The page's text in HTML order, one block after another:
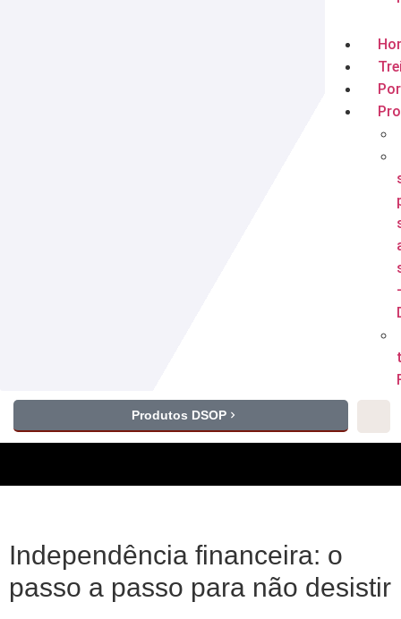
Produtos DSOP
Independência financeira: o
passo a passo para não desistir